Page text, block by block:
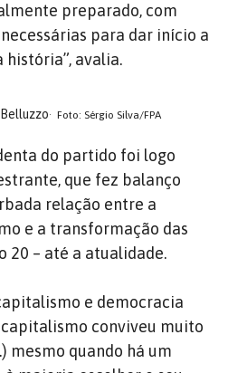
preparado, com
para dar início a
história”, avalia.
Foto: Sérgio Silva/FPA
do partido foi logo
que fez balanço
relação entre a
e a transformação das
20 – até a atualidade.
e democracia
conviveu muito
mesmo quando há um